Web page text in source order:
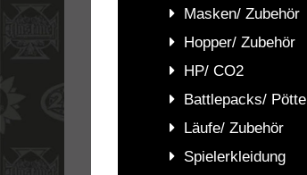
Masken/ Zubehör
Hopper/ Zubehör
HP/ CO2
Battlepacks/ Pötte
Läufe/ Zubehör
Spielerkleidung